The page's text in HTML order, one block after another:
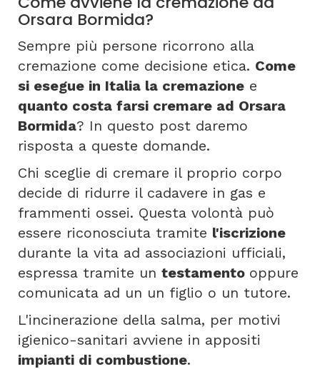
Orsara Bormida?
Sempre più persone ricorrono alla
cremazione come decisione etica. Come
si esegue in Italia la cremazione e
quanto costa farsi cremare ad Orsara
Bormida? In questo post daremo
risposta a queste domande.
Chi sceglie di cremare il proprio corpo
decide di ridurre il cadavere in gas e
frammenti ossei. Questa volontà può
essere riconosciuta tramite l'iscrizione
durante la vita ad associazioni ufficiali,
espressa tramite un testamento oppure
comunicata ad un un figlio o un tutore.
L'incinerazione della salma, per motivi
igienico-sanitari avviene in appositi
impianti di combustione.